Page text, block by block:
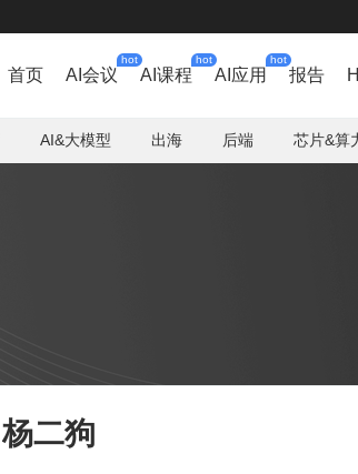
首页 AI会议
hot
AI课程
hot
AI应用
hot
报告
AI&大模型 出海 后端 芯片&算
杨二狗